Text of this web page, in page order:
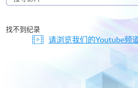
寻
片
找不到纪录
请浏览我们的Youtube频